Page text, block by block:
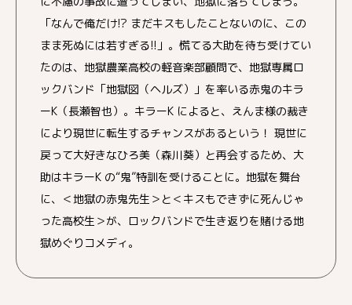
「なんで俺だけ!? まだキスもしたことないのに、この
まま死ぬには若すぎる!!」。慌てる大助を待ち受けてい
たのは、地獄農業高校の軽音楽部顧問で、地獄専属ロ
ックバンド「地獄図（ヘルズ）」を率いる赤鬼のキラ
ーK（長瀬智也）。キラーK によると、えんま様の裁き
により現世に転生するチャンスがあるという！ 現世に
戻って大好きなひろ美（森川葵）と再会するため、大
助はキラーK の“鬼”特訓を受けることに。地獄を舞台
に、＜地獄の赤鬼先生＞と＜キスもできずに死んじゃ
った高校生＞が、ロックバンドで生き返りを賭ける地
獄めぐりコメディ。